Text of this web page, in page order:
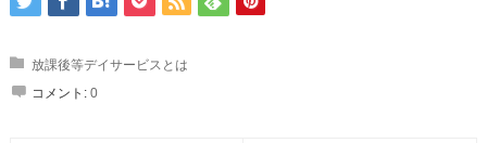
放課後等デイサービスとは
コメント: 0